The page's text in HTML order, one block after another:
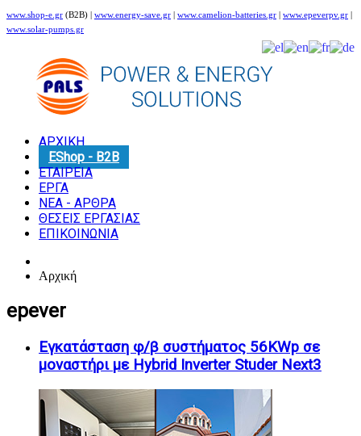
www.shop-e.gr (B2B) | www.energy-save.gr www.camelion-batteries.gr www.epeverpv.gr
www.solar-pumps.gr
ΑΡΧΙΚΗ
EShop - B2B
ΕΤΑΙΡΕΙΑ
ΕΡΓΑ
ΝΕΑ - ΑΡΘΡΑ
ΘΕΣΕΙΣ ΕΡΓΑΣΙΑΣ
ΕΠΙΚΟΙΝΩΝΙΑ
Αρχική
epever
Εγκατάσταση φ/β συστήματος 56KWp σε
μοναστήρι με Hybrid Inverter Studer Next3